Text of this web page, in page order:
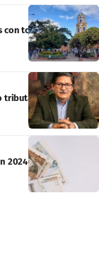
con todo tipo de
tributario en Zipaquirá
2024